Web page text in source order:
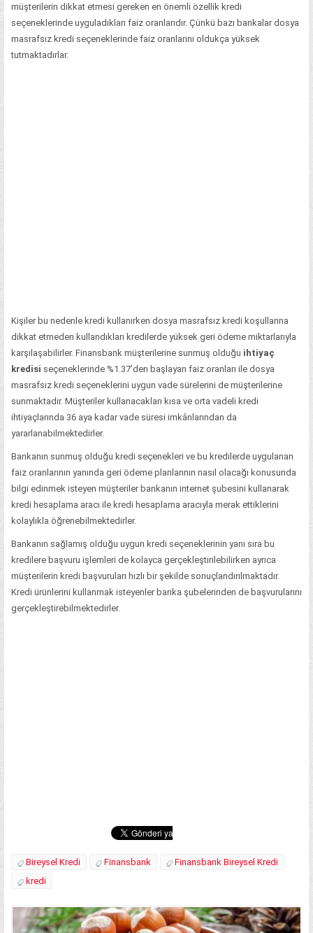
müşterilerin dikkat etmesi gereken en önemli özellik kredi
seçeneklerinde uyguladıkları faiz oranlarıdır. Çünkü bazı bankalar dosya
masrafsız kredi seçeneklerinde faiz oranlarını oldukça yüksek
tutmaktadırlar.
Kişiler bu nedenle kredi kullanırken dosya masrafsız kredi koşullarına
dikkat etmeden kullandıkları kredilerde yüksek geri ödeme miktarlarıyla
karşılaşabilirler. Finansbank müşterilerine sunmuş olduğu ihtiyaç
kredisi seçeneklerinde %1.37’den başlayan faiz oranları ile dosya
masrafsız kredi seçeneklerini uygun vade sürelerini de müşterilerine
sunmaktadır. Müşteriler kullanacakları kısa ve orta vadeli kredi
ihtiyaçlarında 36 aya kadar vade süresi imkânlarından da
yararlanabilmektedirler.
Bankanın sunmuş olduğu kredi seçenekleri ve bu kredilerde uygulanan
faiz oranlarının yanında geri ödeme planlarının nasıl olacağı konusunda
bilgi edinmek isteyen müşteriler bankanın internet şubesini kullanarak
kredi hesaplama aracı ile kredi hesaplama aracıyla merak ettiklerini
kolaylıkla öğrenebilmektedirler.
Bankanın sağlamış olduğu uygun kredi seçeneklerinin yanı sıra bu
kredilere başvuru işlemleri de kolayca gerçekleştirilebilirken ayrıca
müşterilerin kredi başvuruları hızlı bir şekilde sonuçlandırılmaktadır.
Kredi ürünlerini kullanmak isteyenler banka şubelerinden de başvurularını
gerçekleştirebilmektedirler.
Bireysel Kredi Finansbank
Finansbank Bireysel Kredi
kredi